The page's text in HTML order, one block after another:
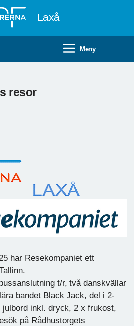
Laxå
Meny
resor
har Resekompaniet ett
t/r, två danskvällar
bandet Black Jack, del i 2-
julbord inkl. dryck, 2 x frukost,
på Rådhustorgets